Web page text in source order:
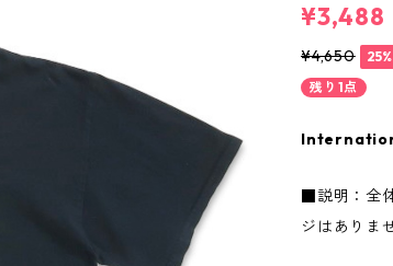
¥3,488
¥4,650
残り1点
■説明：全
ジはありま